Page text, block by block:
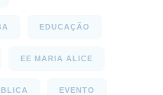
EDUCAÇÃO
EE MARIA ALICE
EVENTO